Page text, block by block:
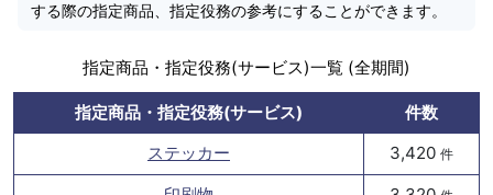
する際の指定商品、指定役務の参考にすることができます。
指定商品・指定役務(サービス)一覧 (全期間)
指定商品・指定役務(サービス)
件数
ステッカー
3,420 件